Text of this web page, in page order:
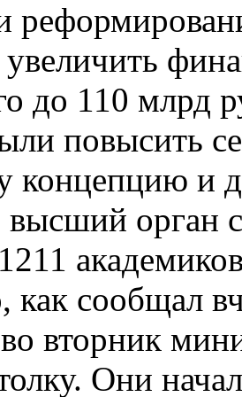
до 110 млрд
повысить
концепцию и
высший орган
как сообщал
вторник
Они